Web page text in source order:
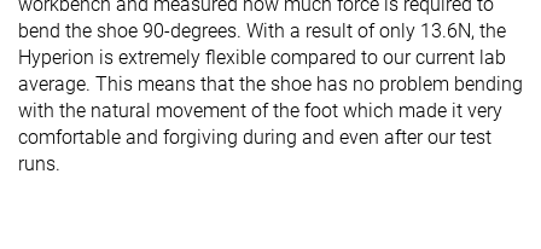
bend the shoe 90-degrees. With a result of only 13.6N, the
Hyperion is extremely flexible compared to our current lab
average. This means that the shoe has no problem bending
with the natural movement of the foot which made it very
comfortable and forgiving during and even after our test
runs.